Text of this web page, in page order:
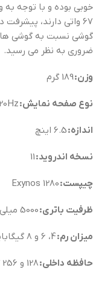
67 واتی دارند،
ضروری به نظر می رسید.
وزن:
نوع صفحه نمایش:
اندازه:
نسخه اندروید:
چیپست:
ظرفیت باتری:
میزان رم:
حافظه داخلی: